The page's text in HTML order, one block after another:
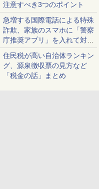
注意すべき3つのポイント
急増する国際電話による特殊
詐欺、家族のスマホに「警察
庁推奨アプリ」を入れて対策
しよう！
住民税が高い自治体ランキン
グ、源泉徴収票の見方など
「税金の話」まとめ